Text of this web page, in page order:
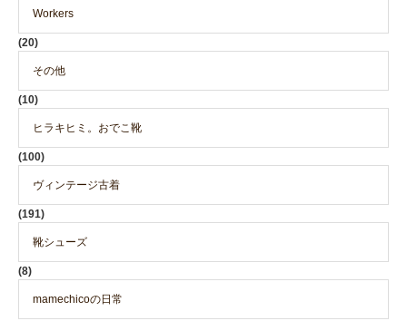
Workers
(20)
その他
(10)
ヒラキヒミ。おでこ靴
(100)
ヴィンテージ古着
(191)
靴シューズ
(8)
mamechicoの日常